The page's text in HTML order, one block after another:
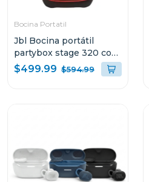
Bocina Portatil
Jbl Bocina portátil
partybox stage 320 con
bateria recargable
$499.99 $594.99